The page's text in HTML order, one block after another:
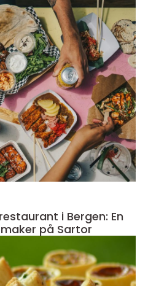
i Bergen: En
på Sartor